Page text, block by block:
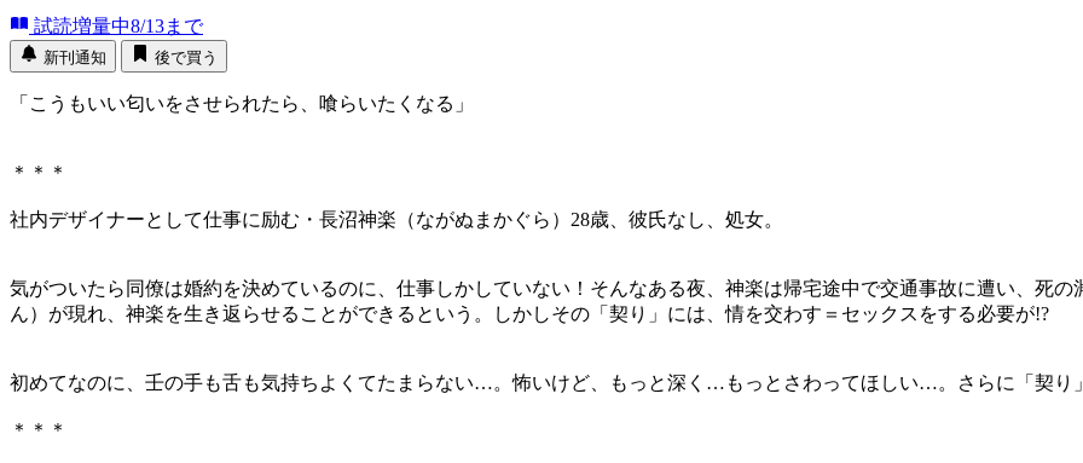
試読増量中8/13まで
新刊通知 後で買う
「こうもいい匂いをさせられたら、喰らいたくなる」
＊＊＊
社内デザイナーとして仕事に励む・長沼神楽（ながぬまかぐら）28歳、彼氏なし、処女。
気がついたら同僚は婚約を決めているのに、仕事しかしていない！そんなある夜、神楽は帰宅途中で交通事故に遭い、死
ん）が現れ、神楽を生き返らせることができるという。しかしその「契り」には、情を交わす＝セックスをする必要が!?
初めてなのに、壬の手も舌も気持ちよくてたまらない…。怖いけど、もっと深く…もっとさわってほしい…。さらに「契
＊＊＊